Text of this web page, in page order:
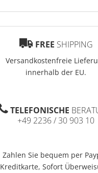
FREE SHIPPING
Versandkostenfreie
innerhalb der EU.
TELEFONISCHE
+49 2236 / 30 903 10
Zahlen Sie bequem per
Kreditkarte, Sofort